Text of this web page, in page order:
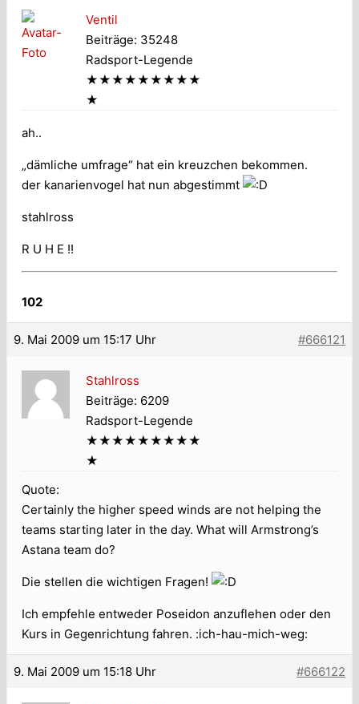
Ventil
Beiträge: 35248
Radsport-Legende
★★★★★★★★★
★
ah..
„dämliche umfrage“ hat ein kreuzchen bekommen.
der kanarienvogel hat nun abgestimmt
stahlross
R U H E !!
102
9. Mai 2009 um 15:17 Uhr #666121
Stahlross
Beiträge: 6209
Radsport-Legende
★★★★★★★★★
★
Quote:
Certainly the higher speed winds are not helping the
teams starting later in the day. What will Armstrong’s
Astana team do?
Die stellen die wichtigen Fragen!
Ich empfehle entweder Poseidon anzuflehen oder den
Kurs in Gegenrichtung fahren. :ich-hau-mich-weg:
9. Mai 2009 um 15:18 Uhr #666122